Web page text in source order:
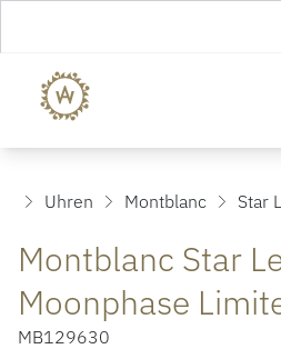
Uhren Montblanc Star
Montblanc Star
Moonphase
MB129630